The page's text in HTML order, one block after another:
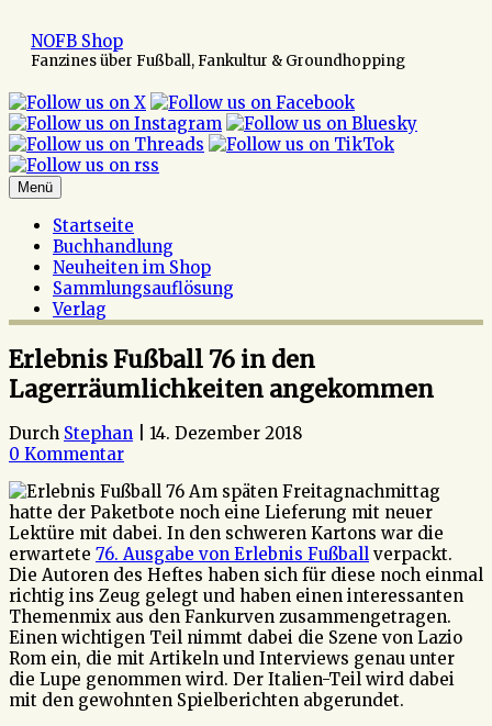
Inhalt
springen
NOFB Shop
Fanzines über Fußball, Fankultur & Groundhopping
Menü
Startseite
Buchhandlung
Neuheiten im Shop
Sammlungsauflösung
Verlag
Erlebnis Fußball 76 in den
Lagerräumlichkeiten angekommen
Durch Stephan
14. Dezember 2018
0 Kommentar
Am späten Freitagnachmittag
hatte der Paketbote noch eine Lieferung mit neuer
Lektüre mit dabei. In den schweren Kartons war die
erwartete 76. Ausgabe von Erlebnis Fußball verpackt.
Die Autoren des Heftes haben sich für diese noch einmal
richtig ins Zeug gelegt und haben einen interessanten
Themenmix aus den Fankurven zusammengetragen.
Einen wichtigen Teil nimmt dabei die Szene von Lazio
Rom ein, die mit Artikeln und Interviews genau unter
die Lupe genommen wird. Der Italien-Teil wird dabei
mit den gewohnten Spielberichten abgerundet.